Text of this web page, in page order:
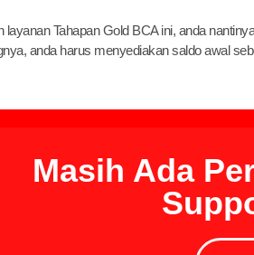
layanan Tahapan Gold BCA ini, anda
anda harus menyediakan saldo awal
Masih Ada